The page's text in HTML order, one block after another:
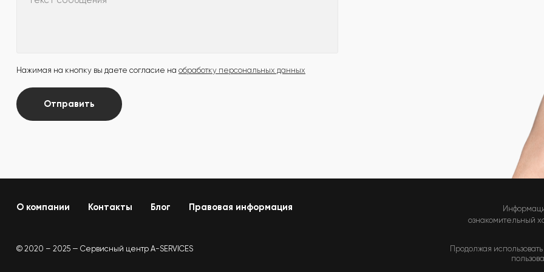
Нажимая на кнопку вы даете согласие на обработку персональных данных
Отправить
О компании Контакты Блог Правовая информация
ознакомительный
© 2020 – 2025 — Сервисный центр A-SERVICES
Продолжая